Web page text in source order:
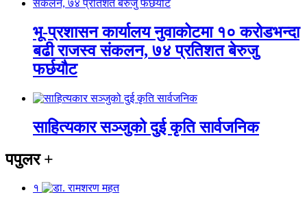
भू-प्रशासन कार्यालय नुवाकोटमा १० करोडभन्दा
बढी राजस्व संकलन, ७४ प्रतिशत बेरुजु
फर्छयौट
साहित्यकार सञ्जुको दुई कृति सार्वजनिक
पपुलर+
१